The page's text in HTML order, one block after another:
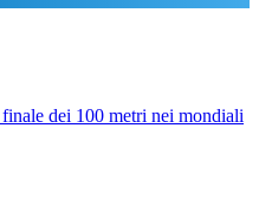
dei 100 metri nei mondiali